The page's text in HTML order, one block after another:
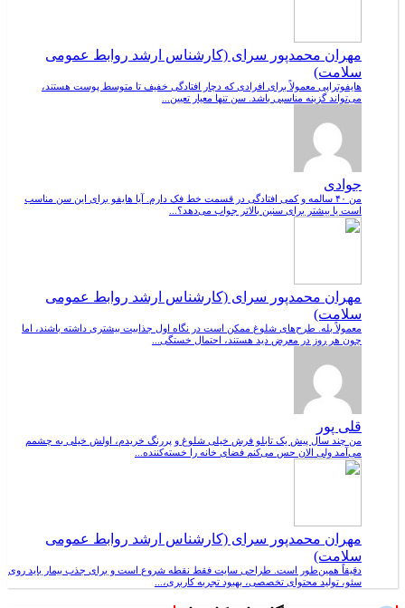
مهران محمدپور سرای (کارشناس ارشد روابط عمومی
سلامت)
هایفوتراپی معمولاً برای افرادی که دچار افتادگی خفیف تا متوسط پوست هستند،
می‌تواند گزینه مناسبی باشد. سن تنها معیار تعیین...
جوادی
من ۴۰ سالمه و کمی افتادگی در قسمت خط فک دارم. آیا هایفو برای این سن مناسب
است یا بیشتر برای سنین بالاتر جواب می‌دهد؟...
مهران محمدپور سرای (کارشناس ارشد روابط عمومی
سلامت)
معمولاً بله. طرح‌های شلوغ ممکن است در نگاه اول جذابیت بیشتری داشته باشند، اما
چون هر روز در معرض دید هستند، احتمال خستگی...
قلی پور
من چند سال پیش یک تابلو فرش خیلی شلوغ و پررنگ خریدم، اولش خیلی به چشمم
می‌آمد ولی الان حس می‌کنم فضای خانه را خسته‌کننده...
مهران محمدپور سرای (کارشناس ارشد روابط عمومی
سلامت)
دقیقاً همین‌طور است. طراحی سایت فقط نقطه شروع است و برای جذب بیمار باید روی
سئو، تولید محتوای تخصصی، بهبود تجربه کاربری،...